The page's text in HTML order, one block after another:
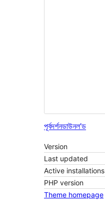
পূৰ্বদৰ্শনডাউনল’ড
Version
Last updated
Active installations
PHP version
Theme homepage